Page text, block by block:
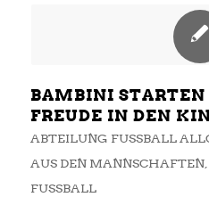
BAMBINI
FREUDE IN DEN
ABTEILUNG FUSSBALL
AUS DEN MANNSCHAFTEN,
FUSSBALL